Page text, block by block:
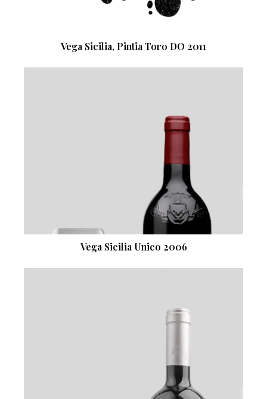
Vega Sicilia, Pintia Toro DO 2011
Vega Sicilia Unico 2006